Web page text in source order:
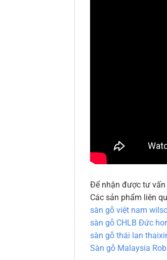
Để nhận được tư vấn
Các sản phẩm liên
sàn gỗ việt nam
sàn gỗ CHLB Đức
sàn gỗ thái lan
Sàn gỗ Malaysia